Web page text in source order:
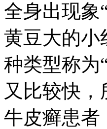
全身出现象
黄豆大的小
种类型称为
又比较快
牛皮癣患者